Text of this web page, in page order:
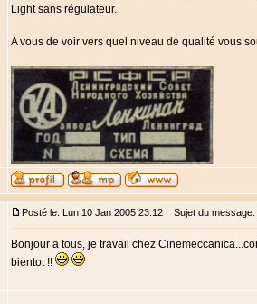
Light sans régulateur.
A vous de voir vers quel niveau de qualité vous
Posté le: Lun 10 Jan 2005 23:12 Sujet du message:
Bonjour a tous, je travail chez
bientot !!